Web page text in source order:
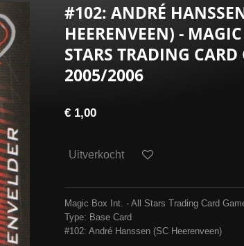
#102: ANDRÉ
HEERENVEEN) -
STARS TRADING CARD
2005/2006
€ 1,00
Uitverkocht
Magic Box Int. - All Stars Trading Card
Type: Base Card
#102: André Hanssen (SC Heerenveen)